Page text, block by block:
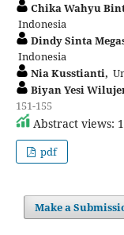
Chika Wahyu
Indonesia
Dindy Sinta
Indonesia
Nia Kusstianti,
Biyan Yesi
151-155
Abstract views:
pdf
Make a